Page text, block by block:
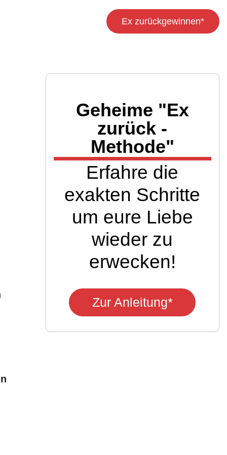
Ex zurückgewinnen*
Geheime "Ex
zurück -
Methode"
Erfahre die
exakten Schritte
um eure Liebe
wieder zu
erwecken!
Zur Anleitung*